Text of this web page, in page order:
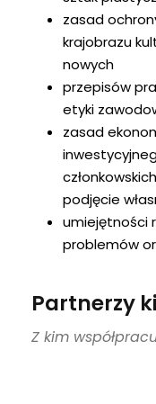
zasad
krajobrazu
nowych
przepisów
etyki
zasad
podjęcie
umiejętności
problemów
Partnerzy
Z kim